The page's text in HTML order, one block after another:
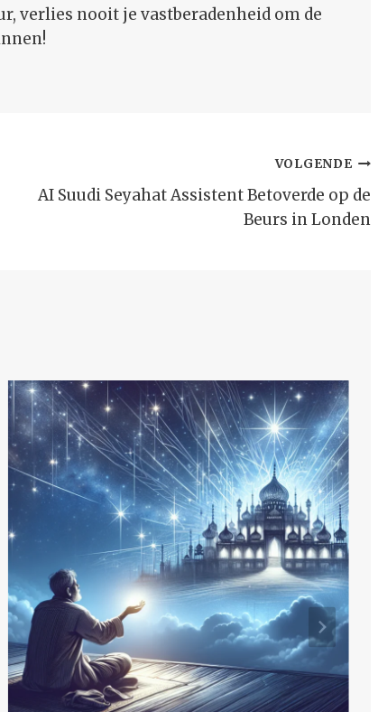
verlies nooit je vastberadenheid om de
VOLGENDE
AI Suudi Seyahat Assistent Betoverde op de
Beurs in Londen